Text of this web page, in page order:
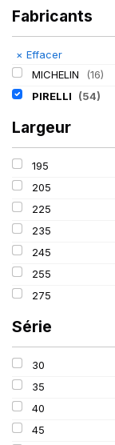
Fabricants
× Effacer
MICHELIN
(16)
PIRELLI
(54)
Largeur
195
205
225
235
245
255
275
Série
30
35
40
45